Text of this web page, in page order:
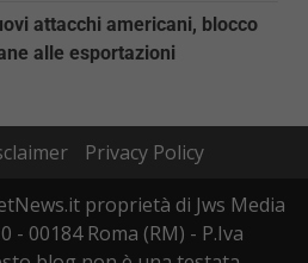
attacchi americani, blocco
alle esportazioni
Privacy Policy
proprietà di Jws Media
- 00184 Roma (RM) - P.Iva